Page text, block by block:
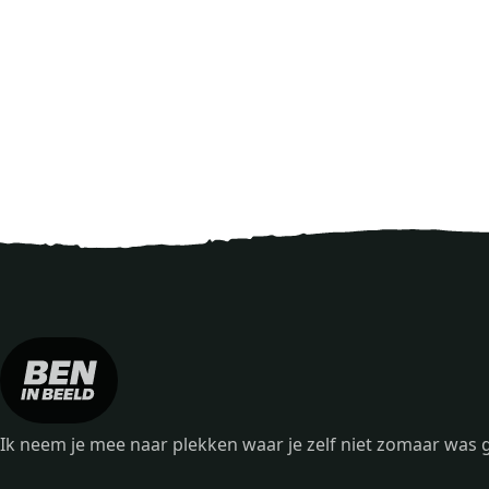
Ik neem je mee naar plekken waar je zelf niet zomaar was